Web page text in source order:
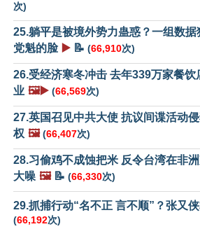
次)
25.躺平是被境外势力蛊惑？一组数据
党魁的脸 ▶️ 📝 (66,910次)
26.受经济寒冬冲击 去年339万家餐饮
业 🖼️▶️ (66,569次)
27.英国召见中共大使 抗议间谍活动
权 🖼️ (66,407次)
28.习偷鸡不成蚀把米 反令台湾在非
大噪 🖼️📝 (66,330次)
29.抓捕行动“名不正 言不顺”？张又
(66,192次)